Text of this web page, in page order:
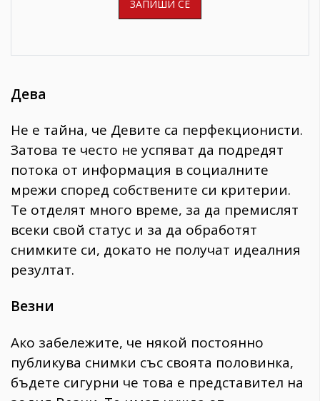
Дева
Не е тайна, че Девите са перфекционисти.
Затова те често не успяват да подредят
потока от информация в социалните
мрежи според собствените си критерии.
Те отделят много време, за да премислят
всеки свой статус и за да обработят
снимките си, докато не получат идеалния
резултат.
Везни
Ако забележите, че някой постоянно
публикува снимки със своята половинка,
бъдете сигурни че това е представител на